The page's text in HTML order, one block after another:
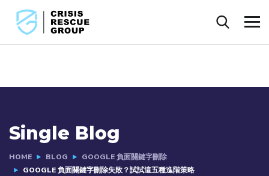
Single Blog
HOME BLOG
GOOGLE 負面關鍵字刪除
GOOGLE 負面關鍵字刪除失敗？試試這五種進階策略